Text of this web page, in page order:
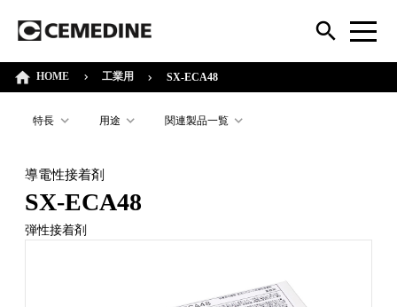
HOME 工業用 SX-ECA48
特長 用途 関連製品一覧
導電性接着剤
SX-ECA48
弾性接着剤